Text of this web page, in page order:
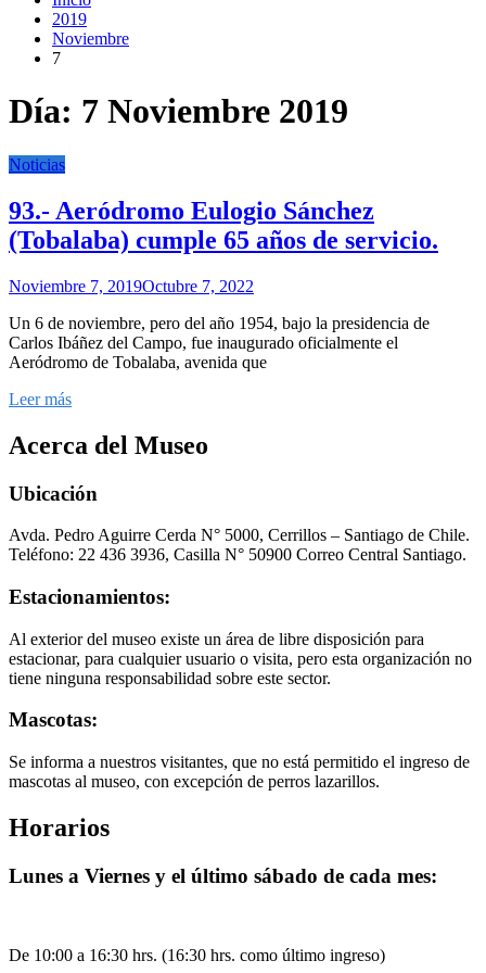
2019
Noviembre
7
Día: 7 Noviembre 2019
Noticias
93.- Aeródromo Eulogio Sánchez
(Tobalaba) cumple 65 años de servicio.
Noviembre 7, 2019Octubre 7, 2022
Un 6 de noviembre, pero del año 1954, bajo la presidencia de
Carlos Ibáñez del Campo, fue inaugurado oficialmente el
Aeródromo de Tobalaba, avenida que
Leer más
Acerca del Museo
Ubicación
Avda. Pedro Aguirre Cerda N° 5000, Cerrillos – Santiago de Chile.
Teléfono: 22 436 3936, Casilla N° 50900 Correo Central Santiago.
Estacionamientos:
Al exterior del museo existe un área de libre disposición para
estacionar, para cualquier usuario o visita, pero esta organización no
tiene ninguna responsabilidad sobre este sector.
Mascotas:
Se informa a nuestros visitantes, que no está permitido el ingreso de
mascotas al museo, con excepción de perros lazarillos.
Horarios
Lunes a Viernes y el último sábado de cada mes:
De 10:00 a 16:30 hrs. (16:30 hrs. como último ingreso)